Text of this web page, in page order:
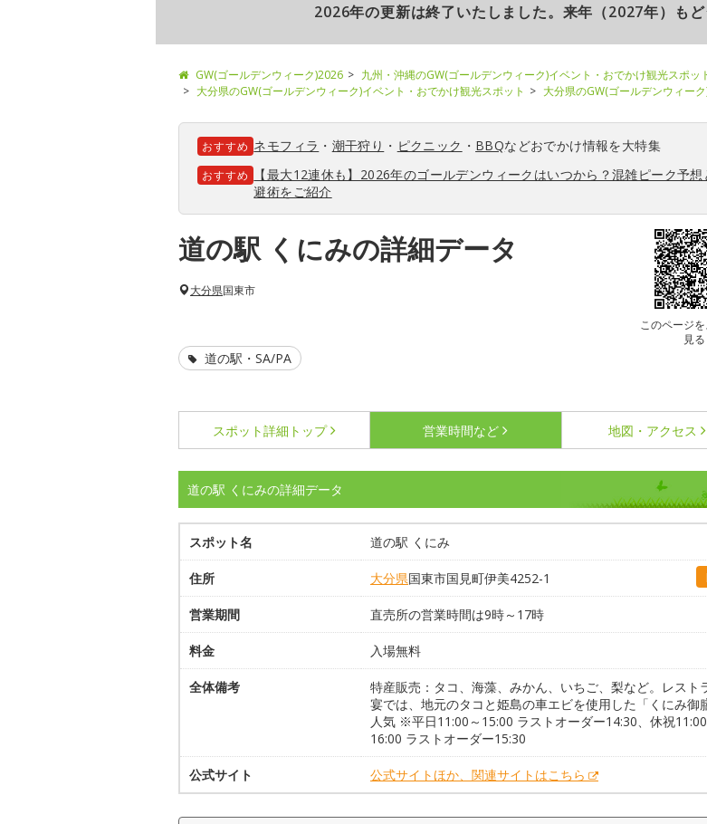
2026年の更新は終了いたしました。来年（2027年）もど
GW(ゴールデンウィーク)2026
九州・沖縄のGW(ゴールデンウィーク)イベント・おでかけ観光スポッ
大分県のGW(ゴールデンウィーク)イベント・おでかけ観光スポット
大分県のGW(ゴールデンウィー
おすすめ ネモフィラ ・ 潮干狩り ・ ピクニック ・ BBQなどおでかけ情報を大特集
おすすめ
【最大12連休も】2026年のゴールデンウィークはいつから？混雑ピーク予想
避術をご紹介
道の駅 くにみの詳細データ
このページ
見る
大分県国東市
道の駅・SA/PA
スポット詳細 トップ 営業時間など 地図・アクセス
道の駅 くにみの詳細データ
スポット名 道の駅 くにみ
住所 大分県国東市国見町伊美4252-1
営業期間 直売所の営業時間は9時～17時
料金 入場無料
全体備考
特産販売：タコ、海藻、みかん、いちご、梨など。レスト
宴では、地元のタコと姫島の車エビを使用した「くにみ御
人気 ※平日11:00～15:00 ラストオーダー14:30、休祝
16:00 ラストオーダー15:30
公式サイト 公式サイトほか、関連サイトはこちら